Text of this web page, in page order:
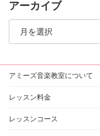
アーカイブ
ア
カ
ブ
アミーズ音楽教室について
レッスン料金
レッスンコース